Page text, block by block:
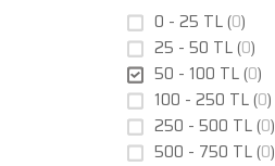
0 - 25 TL (0)
25 - 50 TL (0)
50 - 100 TL (0)
100 - 250 TL (0)
250 - 500 TL (0)
500 - 750 TL (0)